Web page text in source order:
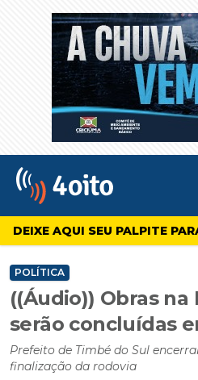
4oito
DEIXE AQUI SEU PALPITE
POLÍTICA
((Áudio)) Obras na
serão concluídas
Prefeito de Timbé do Sul
finalização da rodovia